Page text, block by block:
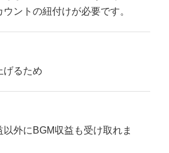
ントの紐付けが必要です。
げるため
外にBGM収益も受け取れま